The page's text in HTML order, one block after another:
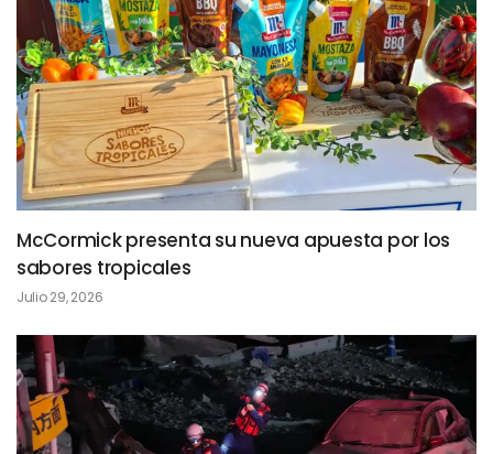
McCormick presenta su nueva apuesta por los
sabores tropicales
Julio 29, 2026